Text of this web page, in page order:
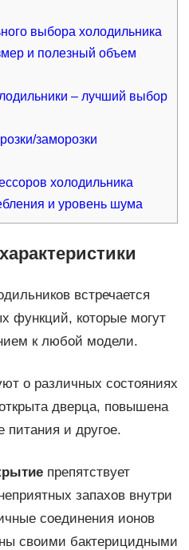
выбора холодильника
и полезный объем
– лучший выбор
заморозки
холодильника
и уровень шума
встречается
функций, которые могут
к любой модели.
о различных состояниях
дверца, повышена
питания и другое.
препятствует
запахов внутри
соединения ионов
своими бактерицидными